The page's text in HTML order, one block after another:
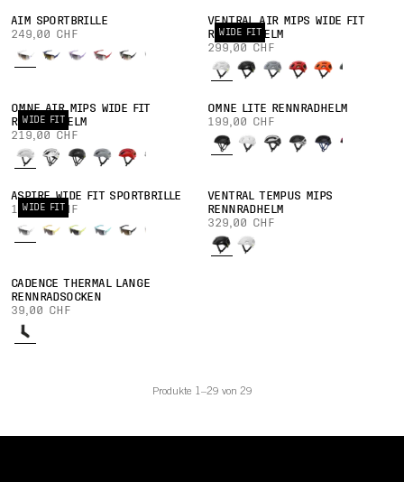
AIM SPORTBRILLE
249,00 CHF
WIDE FIT
VENTRAL AIR MIPS WIDE FIT
RENNRADHELM
299,00 CHF
WIDE FIT
OMNE AIR MIPS WIDE FIT
RENNRADHELM
219,00 CHF
OMNE LITE RENNRADHELM
199,00 CHF
WIDE FIT
ASPIRE WIDE FIT SPORTBRILLE
199,00 CHF
VENTRAL TEMPUS MIPS
RENNRADHELM
329,00 CHF
CADENCE THERMAL LANGE
RENNRADSOCKEN
39,00 CHF
Produkte 1–29 von 29